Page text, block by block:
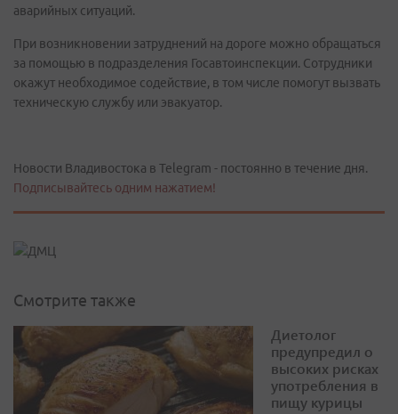
аварийных ситуаций.
При возникновении затруднений на дороге можно обращаться
за помощью в подразделения Госавтоинспекции. Сотрудники
окажут необходимое содействие, в том числе помогут вызвать
техническую службу или эвакуатор.
Новости Владивостока в Telegram - постоянно в течение дня.
Подписывайтесь одним нажатием!
Смотрите также
Диетолог
предупредил о
высоких рисках
употребления в
пищу курицы